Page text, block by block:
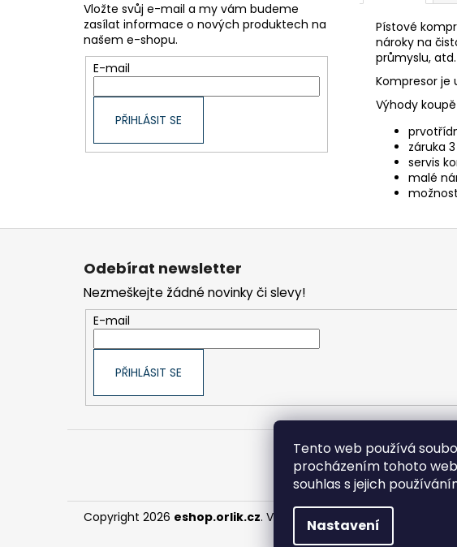
Tento web používá
procházením tohoto
souhlas s jejich
Nastavení
Vložte svůj e-mail a my vám budeme
zasílat informace o nových produktech na
našem e-shopu.
E-mail
PŘIHLÁSIT SE
Pístové
nároky na
průmyslu, atd.
Kompresor je
Výhody
záruka
servis
malé
Z
Odebírat newsletter
Nezmeškejte žádné novinky či slevy!
E-mail
PŘIHLÁSIT SE
Copyright 2026 eshop.orlik.cz. Všechna práva vyhrazena.